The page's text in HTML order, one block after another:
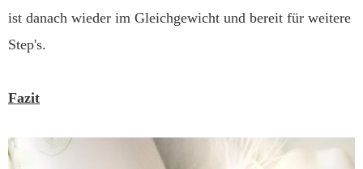
ist danach wieder im Gleichgewicht und bereit für weitere
Step's.
Fazit